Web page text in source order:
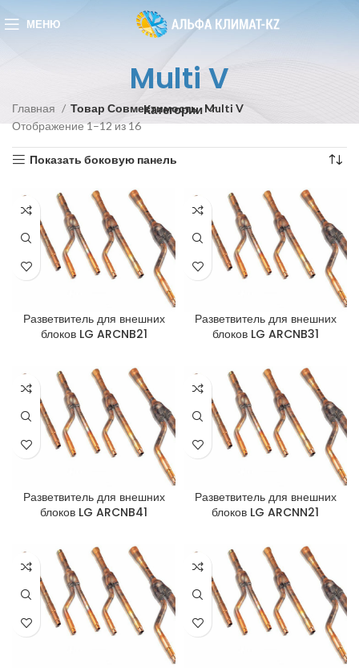
МЕНЮ
Multi V
Категории
Главная Товар Совместимость Multi V
Отображение 1–12 из 16
Показать боковую панель
Разветвитель для внешних
блоков LG ARCNB21
Разветвитель для внешних
блоков LG ARCNB31
Разветвитель для внешних
блоков LG ARCNB41
Разветвитель для внешних
блоков LG ARCNN21